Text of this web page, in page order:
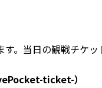
。当日の観戦チケッ
ticket-）